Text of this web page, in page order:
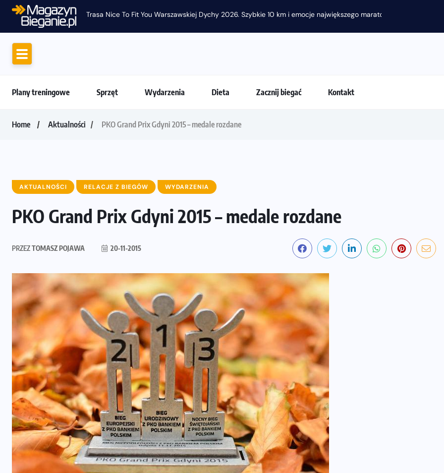
Ruszają zapisy na Nice To Fit You Mini Maraton przy okazji 48. Maratonu Warszawskiego
Plany treningowe Sprzęt Wydarzenia Dieta Zacznij biegać Kontakt
Home Aktualności PKO Grand Prix Gdyni 2015 – medale rozdane
AKTUALNOŚCI RELACJE Z BIEGÓW WYDARZENIA
PKO Grand Prix Gdyni 2015 – medale rozdane
PRZEZTOMASZ POJAWA 20-11-2015